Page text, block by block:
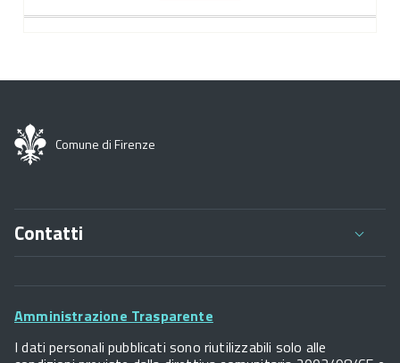
Comune di Firenze
Contatti
Palazzo Vecchio
P.IVA 01307110484
Footer
Amministrazione Trasparente
I dati personali pubblicati sono riutilizzabili solo alle